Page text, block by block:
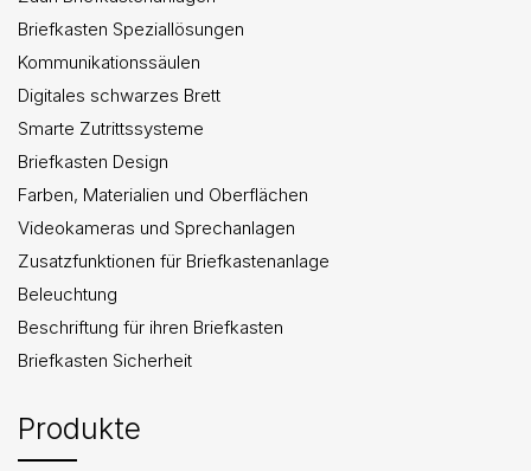
Briefkasten Speziallösungen
Kommunikationssäulen
Digitales schwarzes Brett
Smarte Zutrittssysteme
Briefkasten Design
Farben, Materialien und Oberflächen
Videokameras und Sprechanlagen
Zusatzfunktionen für Briefkastenanlage
Beleuchtung
Beschriftung für ihren Briefkasten
Briefkasten Sicherheit
Produkte